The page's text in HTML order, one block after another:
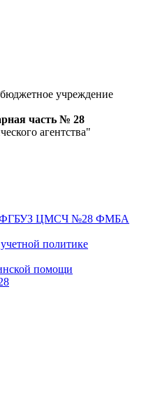
учреждение
часть № 28
агентства"
ФГБУЗ ЦМСЧ №28 ФМБА
политике
помощи